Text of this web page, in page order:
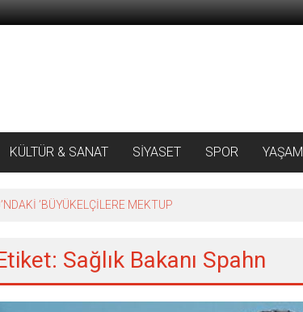
KÜLTÜR & SANAT SİYASET SPOR YAŞAM
’BÜYÜKELÇİLERE MEKTUP
Sağlık Bakanı Spahn